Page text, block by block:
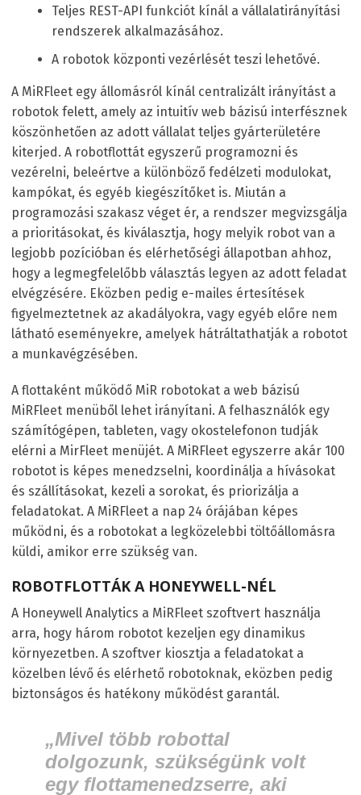
Teljes REST-API funkciót kínál a vállalatirányítási
rendszerek alkalmazásához.
A robotok központi vezérlését teszi lehetővé.
A MiRFleet egy állomásról kínál centralizált irányítást a
robotok felett, amely az intuitív web bázisú interfésznek
köszönhetően az adott vállalat teljes gyárterületére
kiterjed. A robotflottát egyszerű programozni és
vezérelni, beleértve a különböző fedélzeti modulokat,
kampókat, és egyéb kiegészítőket is. Miután a
programozási szakasz véget ér, a rendszer megvizsgálja
a prioritásokat, és kiválasztja, hogy melyik robot van a
legjobb pozícióban és elérhetőségi állapotban ahhoz,
hogy a legmegfelelőbb választás legyen az adott feladat
elvégzésére. Eközben pedig e-mailes értesítések
figyelmeztetnek az akadályokra, vagy egyéb előre nem
látható eseményekre, amelyek hátráltathatják a robotot
a munkavégzésében.
A flottaként működő MiR robotokat a web bázisú
MiRFleet menüből lehet irányítani. A felhasználók egy
számítógépen, tableten, vagy okostelefonon tudják
elérni a MirFleet menüjét. A MiRFleet egyszerre akár 100
robotot is képes menedzselni, koordinálja a hívásokat
és szállításokat, kezeli a sorokat, és priorizálja a
feladatokat. A MiRFleet a nap 24 órájában képes
működni, és a robotokat a legközelebbi töltőállomásra
küldi, amikor erre szükség van.
ROBOTFLOTTÁK A HONEYWELL-NÉL
A Honeywell Analytics a MiRFleet szoftvert használja
arra, hogy három robotot kezeljen egy dinamikus
környezetben. A szoftver kiosztja a feladatokat a
közelben lévő és elérhető robotoknak, eközben pedig
biztonságos és hatékony működést garantál.
„Mivel több robottal
dolgozunk, szükségünk volt
egy flottamenedzserre, aki